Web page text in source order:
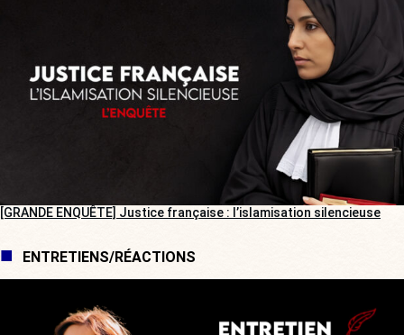
[GRANDE ENQUÊTE] Justice française : l’islamisation silencieuse
ENTRETIENS/RÉACTIONS